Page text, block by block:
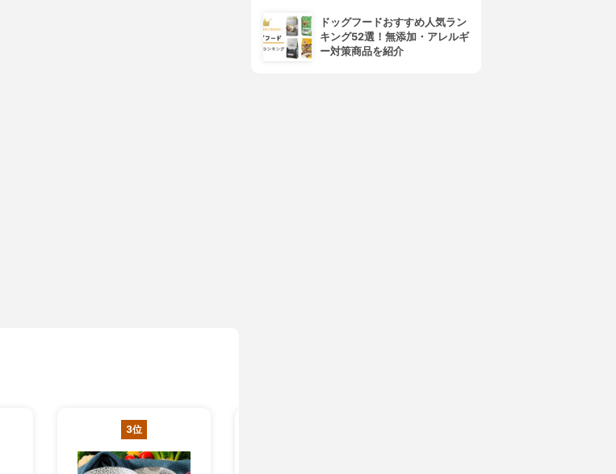
3位
ドッグフードおすすめ人気ラン
キング52選！無添加・アレルギ
ー対策商品を紹介